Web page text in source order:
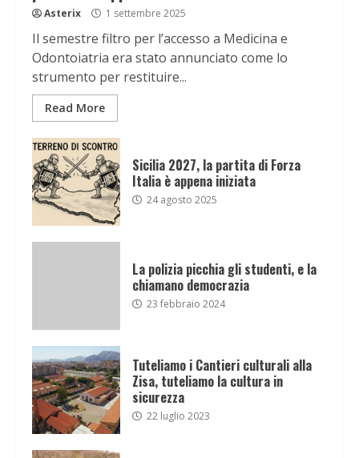
Asterix 1 settembre 2025
Il semestre filtro per l’accesso a Medicina e
Odontoiatria era stato annunciato come lo
strumento per restituire...
Read More
Sicilia 2027, la partita di Forza
Italia è appena iniziata
24 agosto 2025
La polizia picchia gli studenti, e la
chiamano democrazia
23 febbraio 2024
Tuteliamo i Cantieri culturali alla
Zisa, tuteliamo la cultura in
sicurezza
22 luglio 2023